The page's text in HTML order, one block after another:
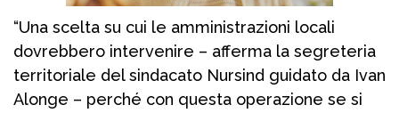
“Una scelta su cui le amministrazioni locali
dovrebbero intervenire – afferma la segreteria
territoriale del sindacato Nursind guidato da Ivan
Alonge – perché con questa operazione se si